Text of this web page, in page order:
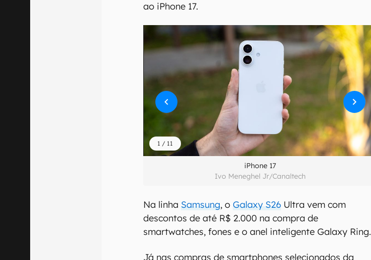
ao iPhone 17.
1 / 11
iPhone 17
Ivo Meneghel Jr/Canaltech
Na linha Samsung, oGalaxy S26 Ultra vem com
descontos de até R$ 2.000 na compra de
smartwatches, fones e o anel inteligente Galaxy Ring.
Já nas compras de smartphones selecionados da